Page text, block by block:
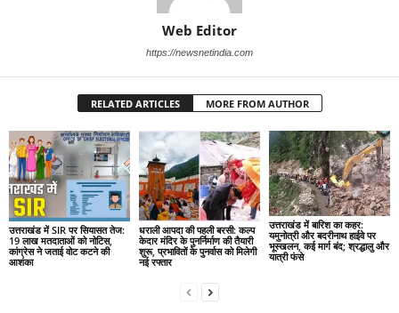
Web Editor
https://newsnetindia.com
RELATED ARTICLES MORE FROM AUTHOR
उत्तराखंड में SIR पर सियासत तेज:
19 लाख मतदाताओं को नोटिस,
कांग्रेस ने जताई वोट कटने की
आशंका
धराली आपदा की पहली बरसी: कल्प
केदार मंदिर के पुनर्निर्माण की तैयारी
शुरू, प्रभावितों के पुनर्वास को मिलेगी
नई रफ्तार
उत्तराखंड में बारिश का कहर:
यमुनोत्री और बदरीनाथ हाईवे पर
भूस्खलन, कई मार्ग बंद; श्रद्धालु और
यात्री फंसे